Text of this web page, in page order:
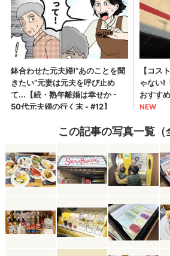
この記事の写真一覧（